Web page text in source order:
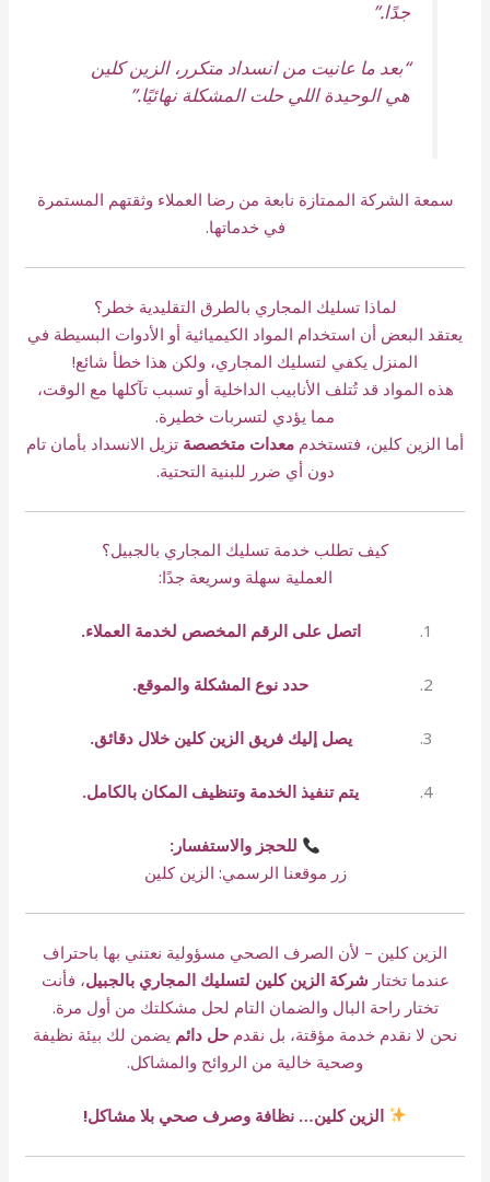
جدًا.”
“بعد ما عانيت من انسداد متكرر، الزين كلين
هي الوحيدة اللي حلت المشكلة نهائيًا.”
سمعة الشركة الممتازة نابعة من رضا العملاء وثقتهم المستمرة
في خدماتها.
لماذا تسليك المجاري بالطرق التقليدية خطر؟
يعتقد البعض أن استخدام المواد الكيميائية أو الأدوات البسيطة في
المنزل يكفي لتسليك المجاري، ولكن هذا خطأ شائع!
هذه المواد قد تُتلف الأنابيب الداخلية أو تسبب تآكلها مع الوقت،
مما يؤدي لتسربات خطيرة.
أما الزين كلين، فتستخدم معدات متخصصة تزيل الانسداد بأمان تام
دون أي ضرر للبنية التحتية.
كيف تطلب خدمة تسليك المجاري بالجبيل؟
العملية سهلة وسريعة جدًا:
اتصل على الرقم المخصص لخدمة العملاء.
حدد نوع المشكلة والموقع.
يصل إليك فريق الزين كلين خلال دقائق.
يتم تنفيذ الخدمة وتنظيف المكان بالكامل.
للحجز والاستفسار:
زر موقعنا الرسمي: الزين كلين
الزين كلين – لأن الصرف الصحي مسؤولية نعتني بها باحتراف
عندما تختار شركة الزين كلين لتسليك المجاري بالجبيل، فأنت
تختار راحة البال والضمان التام لحل مشكلتك من أول مرة.
نحن لا نقدم خدمة مؤقتة، بل نقدم حل دائم يضمن لك بيئة نظيفة
وصحية خالية من الروائح والمشاكل.
الزين كلين… نظافة وصرف صحي بلا مشاكل!